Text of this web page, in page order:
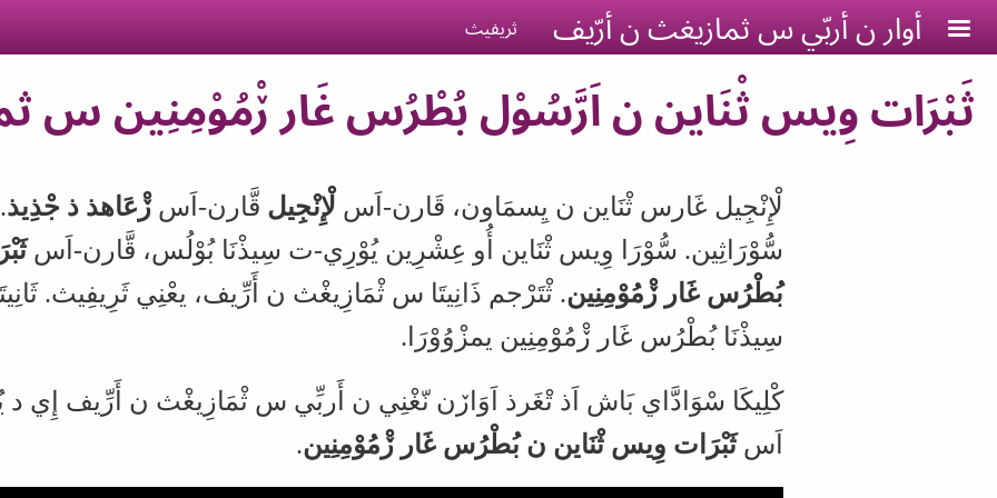
Skip to main content
أوار ن أربّي س ثمازيغث ن أرّيف ثريفيث
ثَبْرَات وِيس ثْنَاين ن اَرَّسُوْل بُطْرُس غَار ڒْمُوْمِنِين س
لْإِنْجِيل غَارس ثْنَاين ن يِسمَاون، قَارن-اَس لْإِنْجِيل قَّارن-اَسڒْعَاهذ ذ جْذِيذ.
سُّوْرَاثِين. سُّوْرَا وِيس ثْنَاين أُو عِشْرِين يُوْرِي-ت سِيذْنَا بُوْلُس، قَّارن-اَس
بُطْرُس غَار ڒْمُوْمِنِين. ثْتَرْجم ذَانِيتَا س ثْمَازِيغْث ن أَرِّيف، يعْنِي ثَرِيفِيث.
سِيذْنَا بُطْرُس غَار ڒْمُوْمِنِين يمزْوُوْرَا.
كْلِيكَا سْوَادَّاي بَاش اَذ تْغَرذ اَوَاڒن نّغْنِي ن أَربِّي س ثْمَازِيغْث ن أَرِّيف إِي
اَسثَبْرَات وِيس ثْنَاين ن بُطْرُس غَار ڒْمُوْمِنِين.